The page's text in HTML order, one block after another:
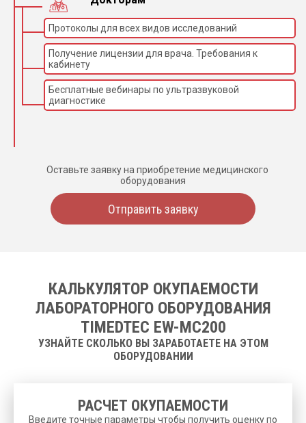
Протоколы для всех видов исследований
Получение лицензии для врача. Требования к
кабинету
Бесплатные вебинары по ультразвуковой
диагностике
Оставьте заявку на приобретение медицинского
оборудования
Отправить заявку
КАЛЬКУЛЯТОР ОКУПАЕМОСТИ
ЛАБОРАТОРНОГО ОБОРУДОВАНИЯ
TIMEDTEC EW-MC200
УЗНАЙТЕ СКОЛЬКО ВЫ ЗАРАБОТАЕТЕ НА ЭТОМ
ОБОРУДОВАНИИ
РАСЧЕТ ОКУПАЕМОСТИ
Введите точные параметры чтобы получить оценку по